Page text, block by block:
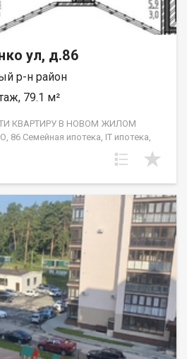
ул, д.86
р-н район
79.1 м²
КВАРТИРУ В НОВОМ ЖИЛОМ
Семейная ипотека, IT ипотека,
платежа до августа 2025г.
с выполнением следующих
блоки из поливинилхлоридных
стеклопакетом, без откосов и
витражи квартир из
заполнением двухкамерными
остекление лоджий из
с однокамерными
и подоконников металлические
без отделки откосов
водоснабжения и канализации:
воды, ввод канализации, установка
горячего водоснабжения
системы отопления с